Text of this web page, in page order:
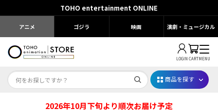
TOHO entertainment ONLINE
アニメ ゴジラ 映画 演劇・ミュージカル
LOGIN CARTMENU
商品を探す
2026年10月下旬より順次お届け予定